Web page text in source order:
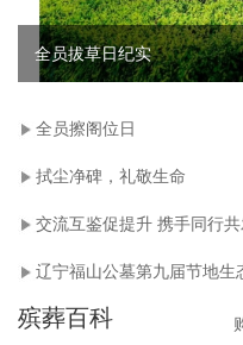
全员拔草日纪实
全员擦阁位日
拭尘净碑，礼敬生命
交流互鉴促提升 携手同行共
辽宁福山公墓第九届节地生
祭仪式
殡葬百科